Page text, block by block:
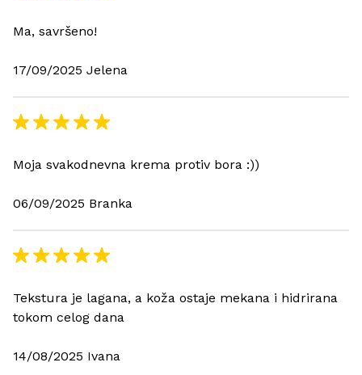
Ma, savršeno!
17/09/2025 Jelena
Moja svakodnevna krema protiv bora :))
06/09/2025 Branka
Tekstura je lagana, a koža ostaje mekana i hidrirana
tokom celog dana
14/08/2025 Ivana